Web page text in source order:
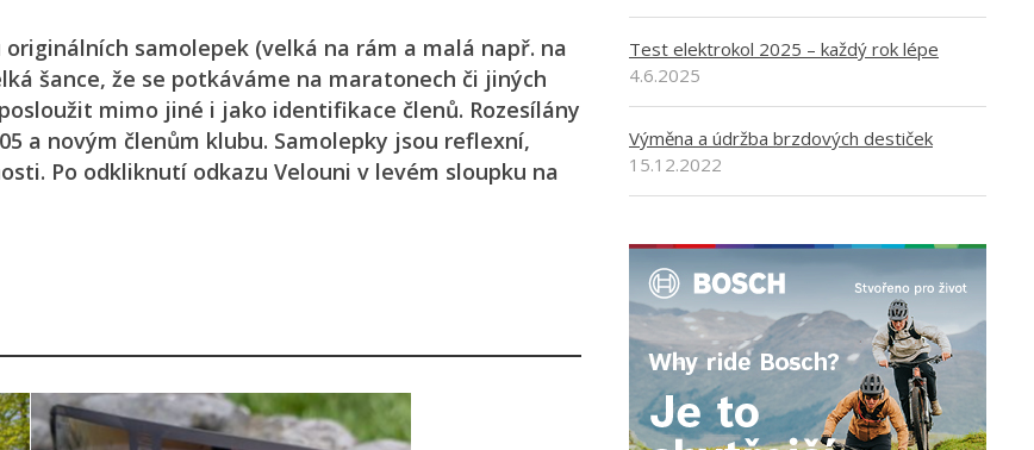
samolepek (velká na rám a malá např. na
šance, že se potkáváme na maratonech či jiných
mimo jiné i jako identifikace členů. Rozesílány
a novým členům klubu. Samolepky jsou reflexní,
Po odkliknutí odkazu Velouni v levém sloupku na
Test elektrokol 2025 – každý rok lépe
4.6.2025
Výměna a údržba brzdových destiček
15.12.2022